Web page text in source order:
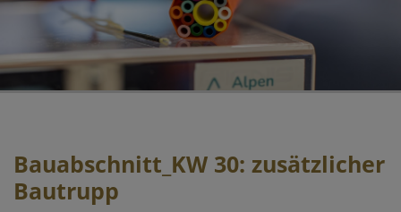
Bauabschnitt_KW 30: zusätzlicher
Bautrupp